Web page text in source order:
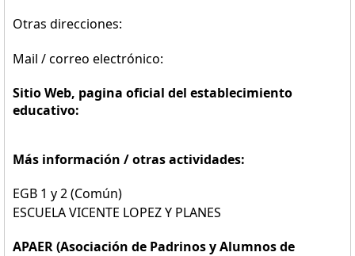
Otras direcciones:
Mail / correo electrónico:
Sitio Web, pagina oficial del establecimiento
educativo:
Más información / otras actividades:
EGB 1 y 2 (Común)
ESCUELA VICENTE LOPEZ Y PLANES
APAER (Asociación de Padrinos y Alumnos de